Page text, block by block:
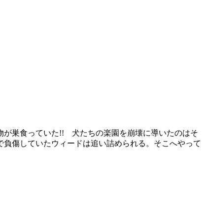
が巣食っていた!! 犬たちの楽園を崩壊に導いたのはそ
傷していたウィードは追い詰められる。そこへやって